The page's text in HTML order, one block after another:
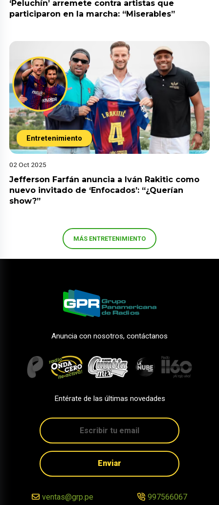
‘Peluchín’ arremete contra artistas que
participaron en la marcha: “Miserables”
Entretenimiento
02 Oct 2025
Jefferson Farfán anuncia a Iván Rakitic como
nuevo invitado de ‘Enfocados’: “¿Querían
show?”
MÁS ENTRETENIMIENTO
Anuncia con nosotros, contáctanos
Entérate de las últimas novedades
Enviar
ventas@grp.pe 997566067